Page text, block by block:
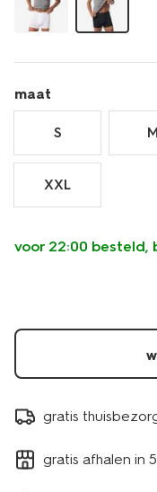
maat
S M
XXL
voor 22:00 besteld,
gratis
gratis afhalen in